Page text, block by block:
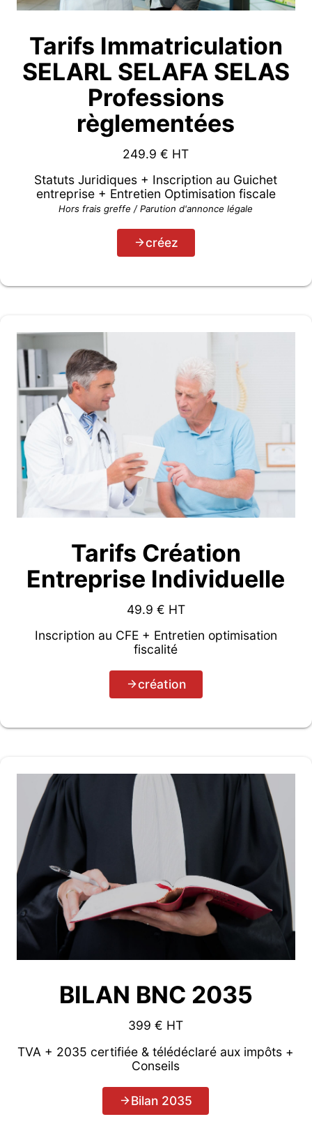
Tarifs Immatriculation
SELARL SELAFA SELAS
Professions
règlementées
249.9 € HT
Statuts Juridiques + Inscription au Guichet
entreprise + Entretien Optimisation fiscale
Hors frais greffe / Parution d'annonce légale
créez
Tarifs Création
Entreprise Individuelle
49.9 € HT
Inscription au CFE + Entretien optimisation
fiscalité
création
BILAN BNC 2035
399 € HT
TVA + 2035 certifiée & télédéclaré aux impôts +
Conseils
Bilan 2035